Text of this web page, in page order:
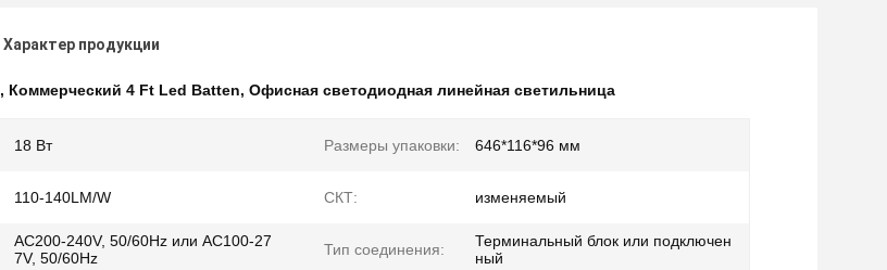
Характер продукции
, Коммерческий 4 Ft Led Batten, Офисная светодиодная линейная светильница
18 Вт Размеры упаковки: 646*116*96 мм
110-140LM/W СКТ: изменяемый
AC200-240V, 50/60Hz или AC100-27
7V, 50/60Hz
Тип соединения:
Терминальный блок или подключен
ный